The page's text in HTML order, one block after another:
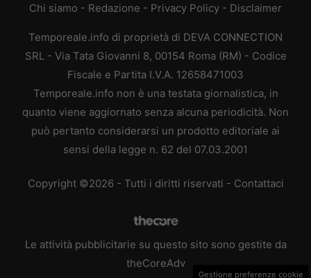
Chi siamo - Redazione - Privacy Policy - Disclaimer
Temporeale.info di proprietà di DEVA CONNECTION
SRL - Via Tata Giovanni 8, 00154 Roma (RM) - Codice
Fiscale e Partita I.V.A. 12658471003
Temporeale.info non è una testata giornalistica, in
quanto viene aggiornato senza alcuna periodicità. Non
può pertanto considerarsi un prodotto editoriale ai
sensi della legge n. 62 del 07.03.2001
Copyright ©2026 - Tutti i diritti riservati - Contattaci
Le attività pubblicitarie su questo sito sono gestite da
theCoreAdv
Gestione preferenze cookie